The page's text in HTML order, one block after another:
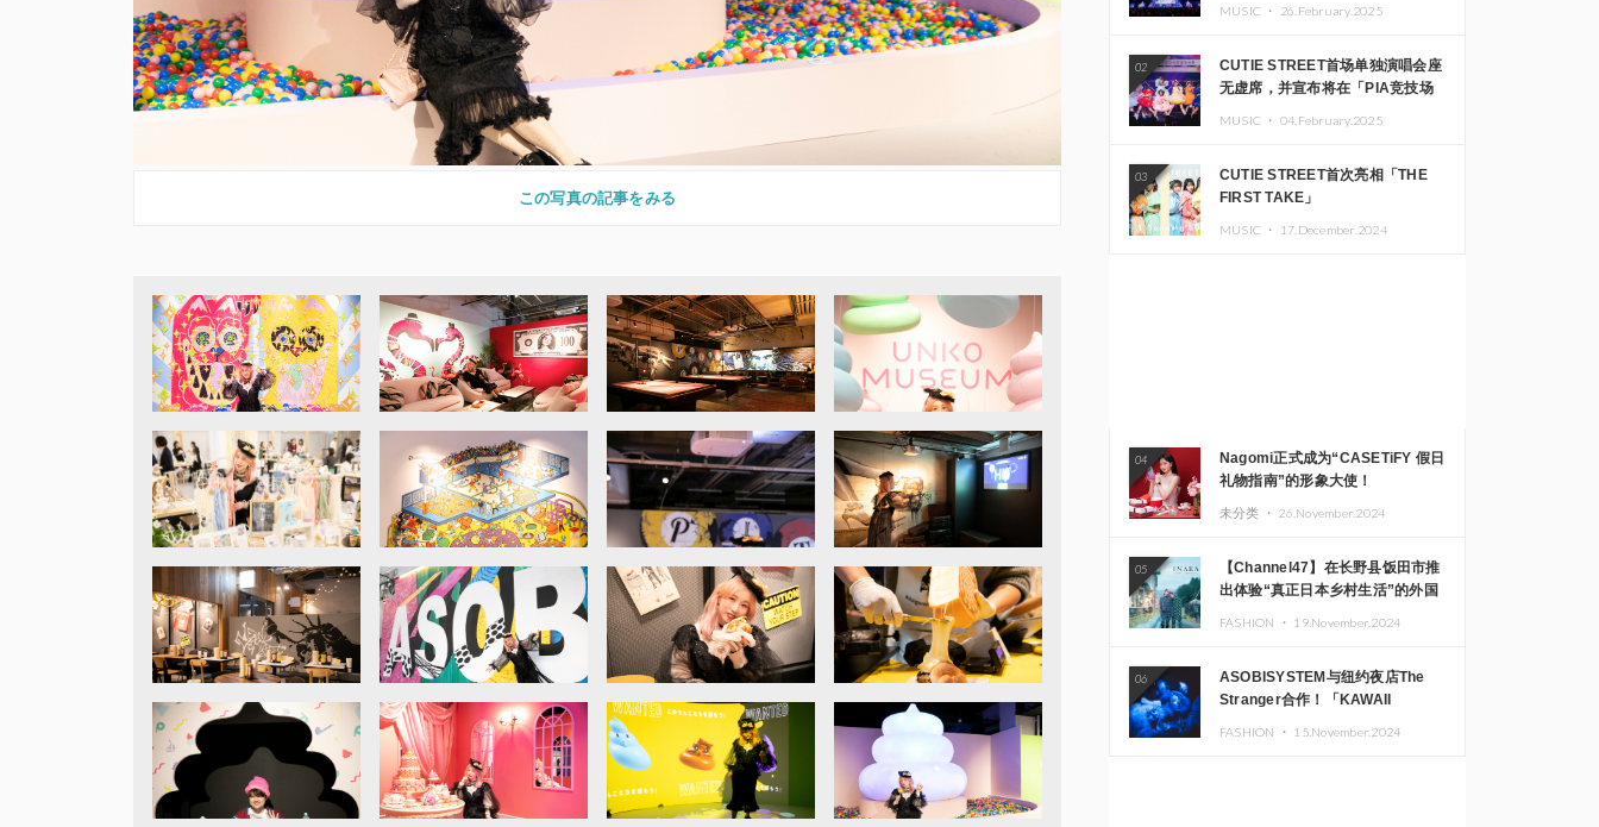
この写真の記事をみる
MUSIC ・ 26.February.2025
02
CUTIE STREET首场单独演唱会座
无虚席，并宣布将在「PIA竞技场
MUSIC ・ 04.February.2025
03
CUTIE STREET首次亮相「THE
FIRST TAKE」
MUSIC ・ 17.December.2024
04
Nagomi正式成为“CASETiFY 假日
礼物指南”的形象大使！
未分类 ・ 26.November.2024
05
【Channel47】在长野县饭田市推
出体验“真正日本乡村生活”的外国
FASHION ・ 19.November.2024
06
ASOBISYSTEM与纽约夜店The
Stranger合作！「KAWAII
FASHION ・ 15.November.2024